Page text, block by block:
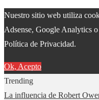
Nuestro sitio web utiliza
Adsense, Google Analytics
Política de Privacidad.
Ok, Acepto
Trending
La influencia de Robert